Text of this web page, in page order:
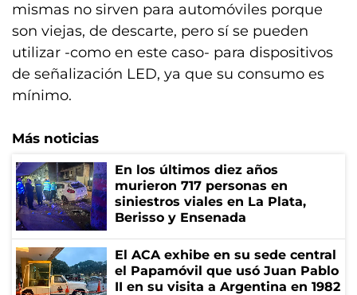
mismas no sirven para automóviles porque
son viejas, de descarte, pero sí se pueden
utilizar -como en este caso- para dispositivos
de señalización LED, ya que su consumo es
mínimo.
Más noticias
En los últimos diez años
murieron 717 personas en
siniestros viales en La Plata,
Berisso y Ensenada
El ACA exhibe en su sede central
el Papamóvil que usó Juan Pablo
II en su visita a Argentina en 1982